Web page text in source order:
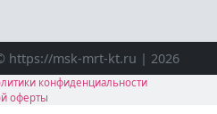
https://msk-mrt-kt.ru | 2026
конфиденциальности
оферты